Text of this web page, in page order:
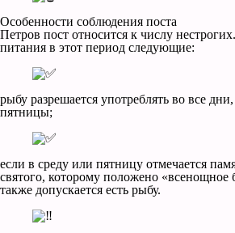
Особенности соблюдения поста
Петров пост относится к числу
питания в этот период следующие:
рыбу разрешается употреблять во все
пятницы;
если в среду или пятницу отмечается
святого, которому положено «всенощное
также допускается есть рыбу.